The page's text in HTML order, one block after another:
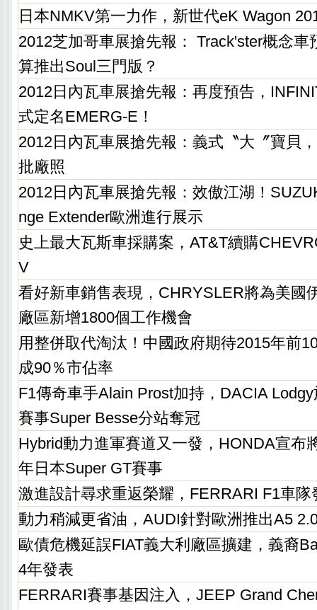
日本NMKV第一力作，新世代eK Wagon
2012芝加哥車展搶先報： Track'ster概念車
算推出Soul三門版？
2012日內瓦車展搶先報：再度預告，
式定名EMERG-E！
2012日內瓦車展搶先報：義式〝大〞寶貝
批廠照
2012日內瓦車展搶先報：效傲江湖！
nge Extender歐洲進行展示
史上最大瓦斯車採購案，AT&T續購
V
看好新車銷售表現，CHRYSLER將為美國
廠區新增1800個工作機會
用整併取代淘汰！中國政府期待2015年前
成90％市佔率
F1傳奇車手Alain Prost加持，DACIA
賽事Super Besse分站奪冠
Hybrid動力進軍賽道又一發，HONDA宣布
年日本Super GT賽事
激進設計尋求重返榮耀，FERRARI F1車隊
動力稍減更省油，AUDI針對歐洲推出A5
歐債危機延誤FIAT義大利廠區擴建，義裔
4年發表
FERRARI賽事基因注入，JEEP Grand